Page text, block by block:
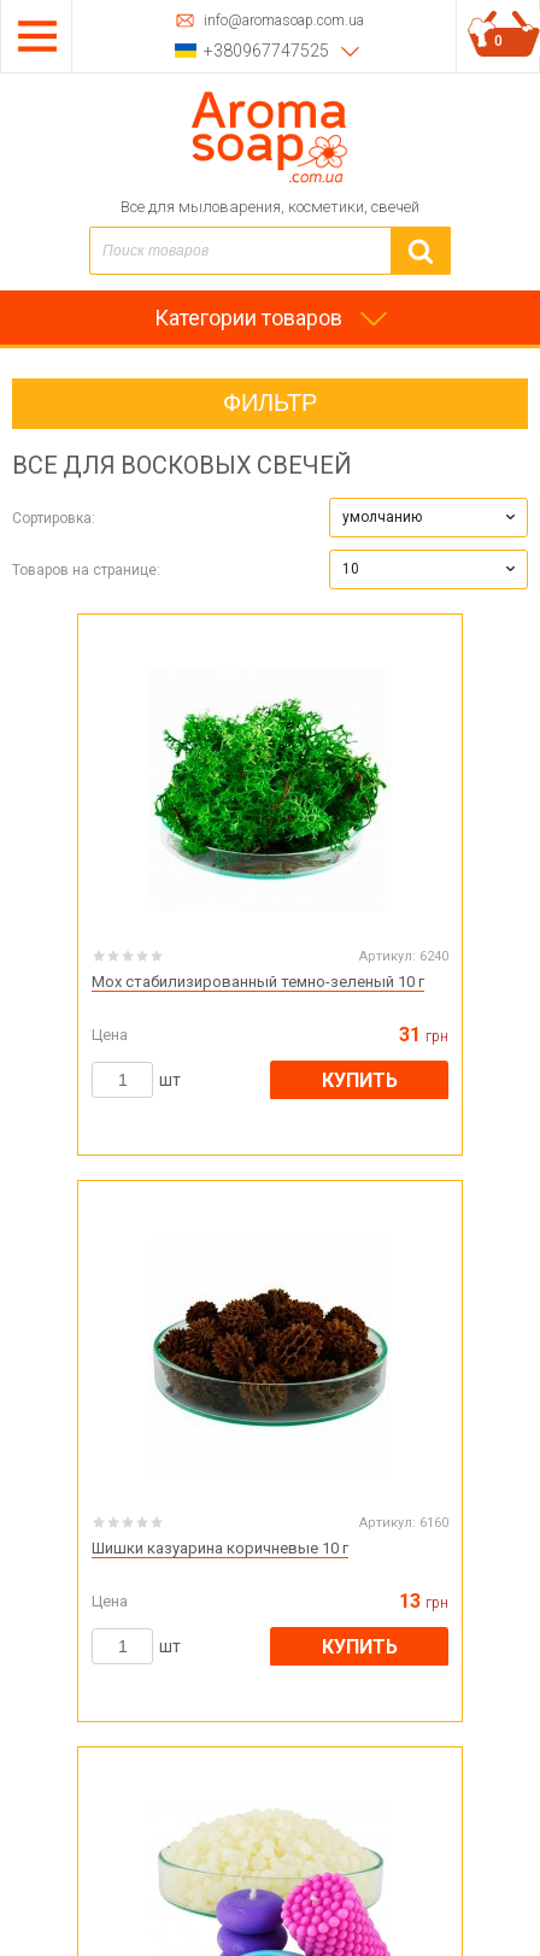
info@aromasoap.com.ua
+380967747525
Все для мыловарения, косметики, свечей
0
Категории товаров
ФИЛЬТР
ВСЕ ДЛЯ ВОСКОВЫХ СВЕЧЕЙ
Сортировка: умолчанию
Товаров на странице: 10
Артикул: 6240
Мох стабилизированный темно-зеленый 10 г
Цена 31 грн
шт КУПИТЬ
Артикул: 6160
Шишки казуарина коричневые 10 г
Цена 13 грн
шт КУПИТЬ